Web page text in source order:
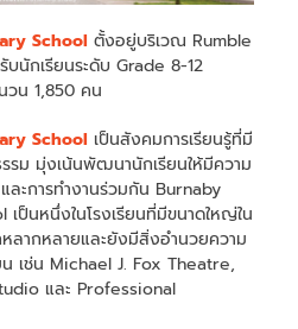
School ตั้งอยู่บริเวณ Rumble
นักเรียนระดับ Grade 8-12
วน 1,850 คน
School เป็นสังคมการเรียนรู้ที่มี
ม มุ่งเน้นพัฒนานักเรียนให้มีความ
ละการทำงานร่วมกัน Burnaby
ป็นหนึ่งในโรงเรียนที่มีขนาดใหญ่ใน
ลากหลายและยังมีสิ่งอำนวยความ
เช่น Michael J. Fox Theatre,
และ Professional